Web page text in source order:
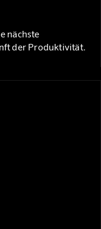
nächste
der Produktivität.